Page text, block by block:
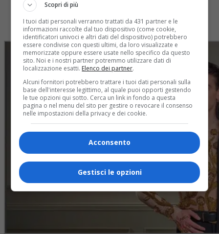
LEGGI
Michele Bravi, la canzone sull’amore gay e la
lettera contro l’omofobia
Scopri di più
I tuoi dati personali verranno trattati da 431 partner e le
informazioni raccolte dal tuo dispositivo (come cookie,
identificatori univoci e altri dati del dispositivo) potrebbero
essere condivise con questi ultimi, da loro visualizzate e
memorizzate oppure essere usate nello specifico da questo
sito. Noi e i nostri partner potremmo utilizzare dati di
localizzazione esatti. Elenco dei partner.
Alcuni fornitori potrebbero trattare i tuoi dati personali sulla
base dell'interesse legittimo, al quale puoi opporti gestendo
le tue opzioni qui sotto. Cerca un link in fondo a questa
pagina o nel menu del sito per gestire o revocare il consenso
nelle impostazioni della privacy e dei cookie.
Acconsento
Gestisci le opzioni